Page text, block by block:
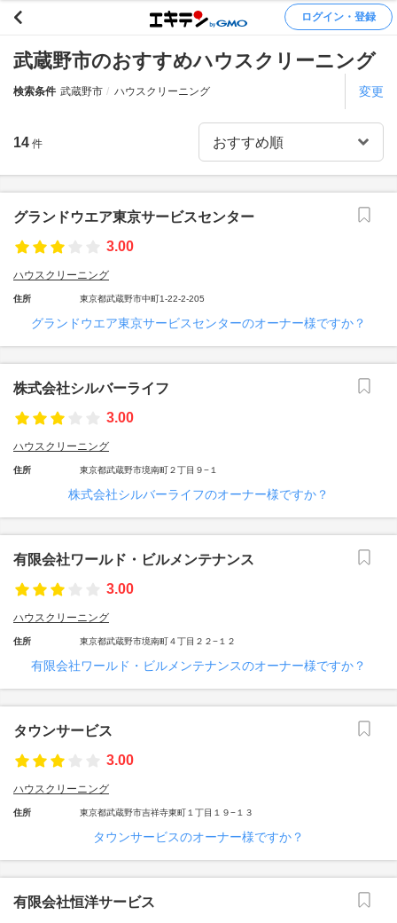
ログイン・登録
武蔵野市のおすすめハウスクリーニング
検索条件 武蔵野市 ハウスクリーニング 変更
14 件
グランドウエア東京サービスセンター
3.00
ハウスクリーニング
住所 東京都武蔵野市中町1-22-2-205
グランドウエア東京サービスセンターのオーナー様ですか？
株式会社シルバーライフ
3.00
ハウスクリーニング
住所 東京都武蔵野市境南町２丁目９−１
株式会社シルバーライフのオーナー様ですか？
有限会社ワールド・ビルメンテナンス
3.00
ハウスクリーニング
住所 東京都武蔵野市境南町４丁目２２−１２
有限会社ワールド・ビルメンテナンスのオーナー様ですか？
タウンサービス
3.00
ハウスクリーニング
住所 東京都武蔵野市吉祥寺東町１丁目１９−１３
タウンサービスのオーナー様ですか？
有限会社恒洋サービス